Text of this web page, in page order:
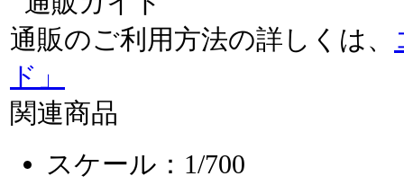
通販のご利用方法の詳しくは、
ド」
関連商品
スケール：1/700